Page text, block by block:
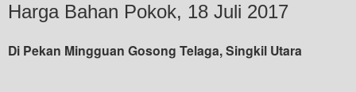
Harga Bahan Pokok, 18 Juli 2017
Di Pekan Mingguan Gosong Telaga, Singkil Utara